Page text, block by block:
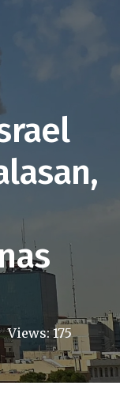
Views:175